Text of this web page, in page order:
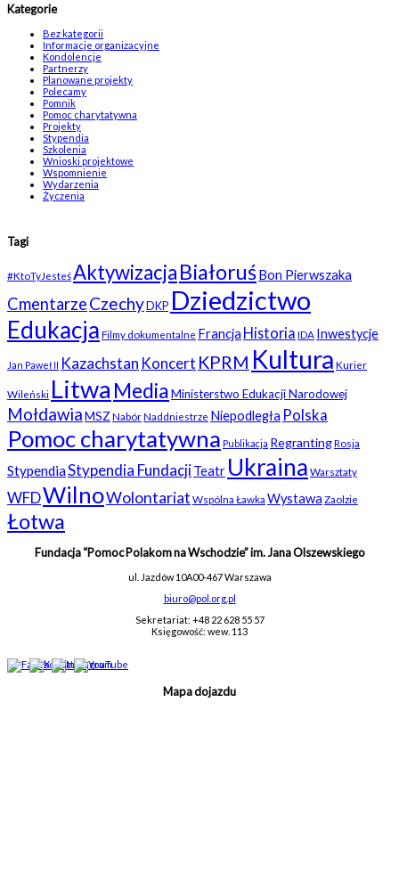
Kategorie
Bez kategorii
Informacje organizacyjne
Kondolencje
Partnerzy
Planowane projekty
Polecamy
Pomnik
Pomoc charytatywna
Projekty
Stypendia
Szkolenia
Wnioski projektowe
Wspomnienie
Wydarzenia
Życzenia
Tagi
#KtoTyJesteśAktywizacjaBiałoruśBon Pierwszaka
CmentarzeCzechy DKP Dziedzictwo
Edukacja Filmy dokumentalne Francja Historia IDA Inwestycje
Jan Paweł II Kazachstan Koncert KPRM Kultura Kurier
Wileński Litwa MediaMinisterstwo Edukacji Narodowej
MołdawiaMSZ NabórNaddniestrze Niepodległa Polska
Pomoc charytatywna Publikacja RegrantingRosja
StypendiaStypendia FundacjiTeatr Ukraina Warsztaty
WFDWilnoWolontariat Wspólna Ławka Wystawa Zaolzie
Łotwa
Fundacja “Pomoc Polakom na Wschodzie” im. Jana Olszewskiego
ul. Jazdów 10A00-467 Warszawa
biuro@pol.org.pl
Sekretariat: +48 22 628 55 57
Księgowość: wew. 113
Mapa dojazdu